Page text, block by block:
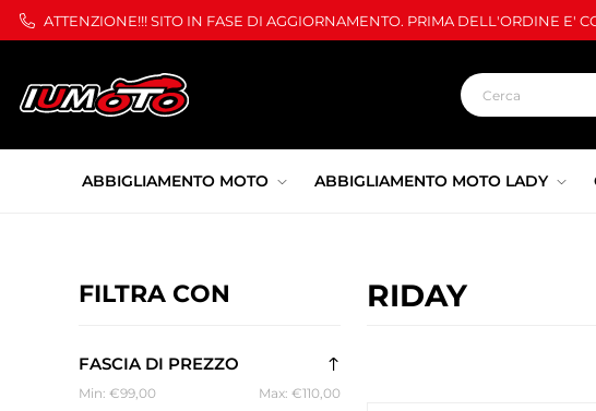
ATTENZIONE!!! SITO IN FASE DI AGGIORNAMENTO. PRIMA DELL'ORDINE E'
ABBIGLIAMENTO MOTO ABBIGLIAMENTO MOTO LADY
FILTRA CON
FASCIA DI PREZZO
Min: €99,00 Max: €110,00
RIDAY